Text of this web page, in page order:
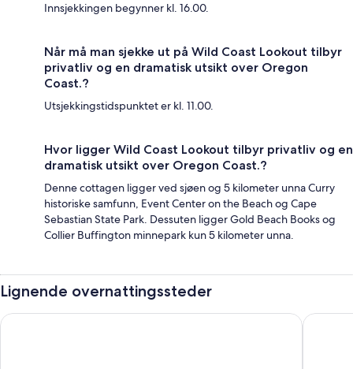
Innsjekkingen begynner kl. 16.00.
Når må man sjekke ut på Wild Coast Lookout tilbyr
privatliv og en dramatisk utsikt over Oregon
Coast.?
Utsjekkingstidspunktet er kl. 11.00.
Hvor ligger Wild Coast Lookout tilbyr privatliv og en
dramatisk utsikt over Oregon Coast.?
Denne cottagen ligger ved sjøen og 5 kilometer unna Curry
historiske samfunn, Event Center on the Beach og Cape
Sebastian State Park. Dessuten ligger Gold Beach Books og
Collier Buffington minnepark kun 5 kilometer unna.
Lignende overnattingssteder
Rogue River Landing Resort